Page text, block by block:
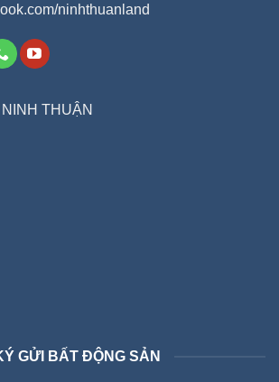
ninhthuanland
THUẬN
GỬI BẤT ĐỘNG SẢN